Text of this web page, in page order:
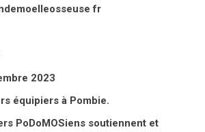
fr
2023
équipiers à Pombie.
PoDoMOSiens soutiennent et